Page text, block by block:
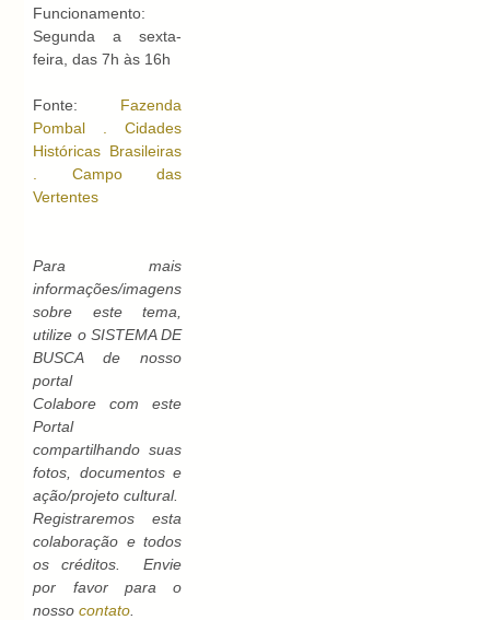
Funcionamento:
Segunda a sexta-
feira, das 7h às 16h
Fonte: Fazenda
Pombal . Cidades
Históricas Brasileiras
. Campo das
Vertentes
Para mais
informações/imagens
sobre este tema,
utilize o SISTEMA DE
BUSCA de nosso
portal
Colabore com este
Portal
compartilhando suas
fotos, documentos e
ação/projeto cultural.
Registraremos esta
colaboração e todos
os créditos. Envie
por favor para o
nossocontato